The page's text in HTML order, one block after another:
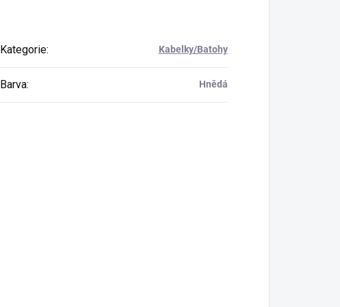
Kategorie: Kabelky/Batohy
Barva: Hnědá